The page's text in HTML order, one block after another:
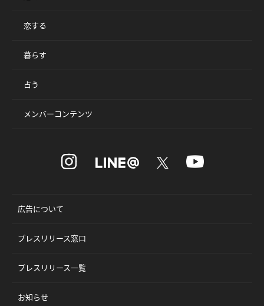
恋する
暮らす
占う
メンバーコンテンツ
広告について
プレスリリース窓口
プレスリリース一覧
お知らせ